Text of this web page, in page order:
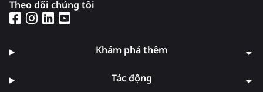
Theo dõi chúng tôi
Khám phá thêm
Tác động